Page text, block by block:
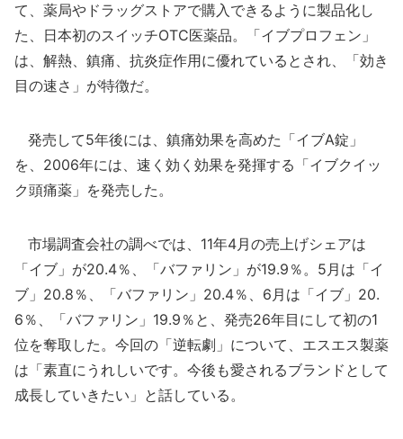
て、薬局やドラッグストアで購入できるように製品化し
た、日本初のスイッチOTC医薬品。「イブプロフェン」
は、解熱、鎮痛、抗炎症作用に優れているとされ、「効き
目の速さ」が特徴だ。
発売して5年後には、鎮痛効果を高めた「イブA錠」
を、2006年には、速く効く効果を発揮する「イブクイッ
ク頭痛薬」を発売した。
市場調査会社の調べでは、11年4月の売上げシェアは
「イブ」が20.4％、「バファリン」が19.9％。5月は「イ
ブ」20.8％、「バファリン」20.4％、6月は「イブ」20.
6％、「バファリン」19.9％と、発売26年目にして初の1
位を奪取した。今回の「逆転劇」について、エスエス製薬
は「素直にうれしいです。今後も愛されるブランドとして
成長していきたい」と話している。